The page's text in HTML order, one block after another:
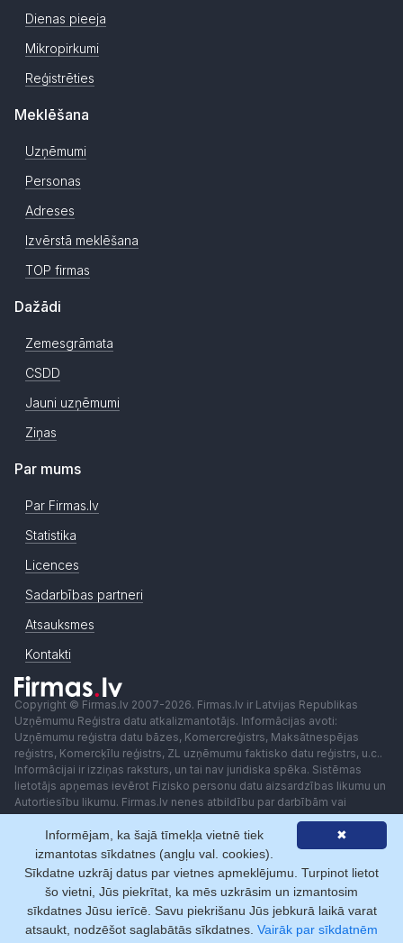
Dienas pieeja
Mikropirkumi
Reģistrēties
Meklēšana
Uzņēmumi
Personas
Adreses
Izvērstā meklēšana
TOP firmas
Dažādi
Zemesgrāmata
CSDD
Jauni uzņēmumi
Ziņas
Par mums
Par Firmas.lv
Statistika
Licences
Sadarbības partneri
Atsauksmes
Kontakti
Copyright © Firmas.lv 2007-2026. Firmas.lv ir Latvijas Republikas
Uzņēmumu Reģistra datu atkalizmantotājs. Informācijas avoti:
Uzņēmumu reģistra datu bāzes, Komercreģistrs, Maksātnespējas
reģistrs, Komercķīlu reģistrs, ZL uzņēmumu faktisko datu reģistrs, u.c..
Informācijai ir izziņas raksturs, un tai nav juridiska spēka. Sistēmas
lietotājs apņemas ievērot Fizisko personu datu aizsardzības likumu un
Autortiesību likumu. Firmas.lv nenes atbildību par darbībām vai
lēmumiem, kas balstīti uz saņemto pakalpojumu. Lietotājam aizliegts
izmantot jebkādas automatizētas sistēmas vai iekārtas (robotus)
piekļuvei sistēmai bez rakstiskas saskaņošanas ar Firmas.lv. Galvenā
redaktore: Ingūna Pempere.
Lietošanas noteikumi
Privātuma politika Norēķini ar
✖
Informējam, ka šajā tīmekļa vietnē tiek
izmantotas sīkdatnes (angļu val. cookies).
Sīkdatne uzkrāj datus par vietnes apmeklējumu. Turpinot lietot
šo vietni, Jūs piekrītat, ka mēs uzkrāsim un izmantosim
sīkdatnes Jūsu ierīcē. Savu piekrišanu Jūs jebkurā laikā varat
atsaukt, nodzēšot saglabātās sīkdatnes. Vairāk par sīkdatnēm